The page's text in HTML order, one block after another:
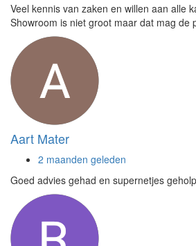
Veel kennis van zaken en willen aan alle
Showroom is niet groot maar dat mag de
Aart Mater
2 maanden geleden
Goed advies gehad en supernetjes